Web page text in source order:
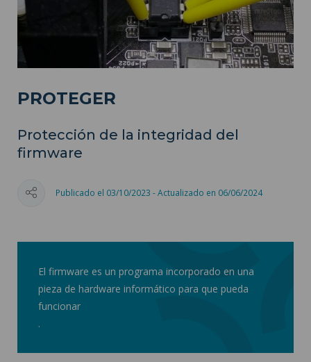
PROTEGER
Protección de la integridad del
firmware
Publicado el 03/10/2023 - Actualizado en 06/06/2024
El firmware es un programa incorporado en una
pieza de hardware informático para que pueda
funcionar
.